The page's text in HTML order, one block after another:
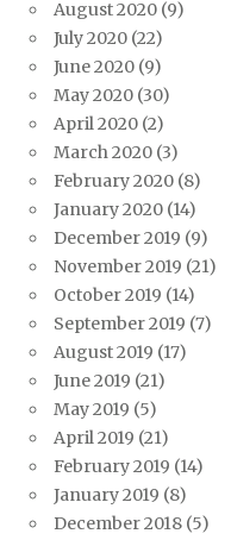
August 2020 (9)
July 2020 (22)
June 2020 (9)
May 2020 (30)
April 2020 (2)
March 2020 (3)
February 2020 (8)
January 2020 (14)
December 2019 (9)
November 2019 (21)
October 2019 (14)
September 2019 (7)
August 2019 (17)
June 2019 (21)
May 2019 (5)
April 2019 (21)
February 2019 (14)
January 2019 (8)
December 2018 (5)